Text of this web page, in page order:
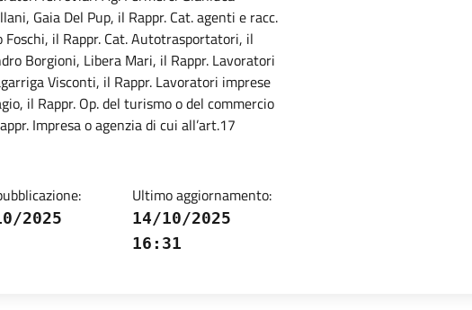
Gaia Del Pup, il Rappr. Cat. agenti e racc.
il Rappr. Cat. Autotrasportatori, il
Borgioni, Libera Mari, il Rappr. Lavoratori
Visconti, il Rappr. Lavoratori imprese
il Rappr. Op. del turismo o del commercio
Impresa o agenzia di cui all’art.17
2025
Ultimo aggiornamento:
14/10/2025
16:31